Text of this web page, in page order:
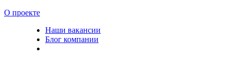
О проекте
Наши вакансии
Блог компании